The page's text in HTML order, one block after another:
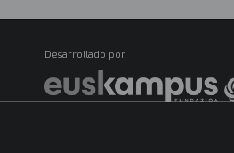
Menú
mapas
Desarrollado por